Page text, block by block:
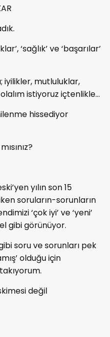
‘sağlık’ ve ‘başarılar’
iyilikler, mutluluklar,
istiyoruz içtenlikle…
hissediyor
yılın son 15
soruların-sorunların
‘çok iyi’ ve ‘yeni’
gibi görünüyor.
soru ve sorunları pek
olduğu için
değil